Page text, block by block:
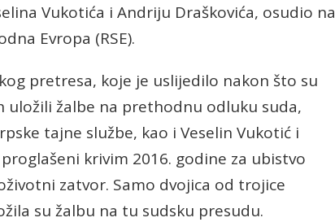
Vukotića i Andriju Draškovića, osudio na
Evropa (RSE).
pretresa, koje je uslijedilo nakon što su
žalbe na prethodnu odluku suda,
tajne službe, kao i Veselin Vukotić i
krivim 2016. godine za ubistvo
zatvor. Samo dvojica od trojice
su žalbu na tu sudsku presudu.